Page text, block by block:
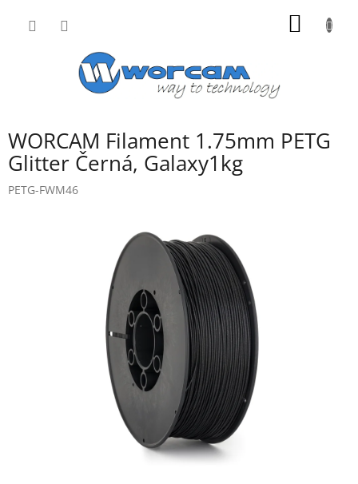
WORCAM Filament 1.75mm PETG
Glitter Černá, Galaxy1kg
PETG-FWM46